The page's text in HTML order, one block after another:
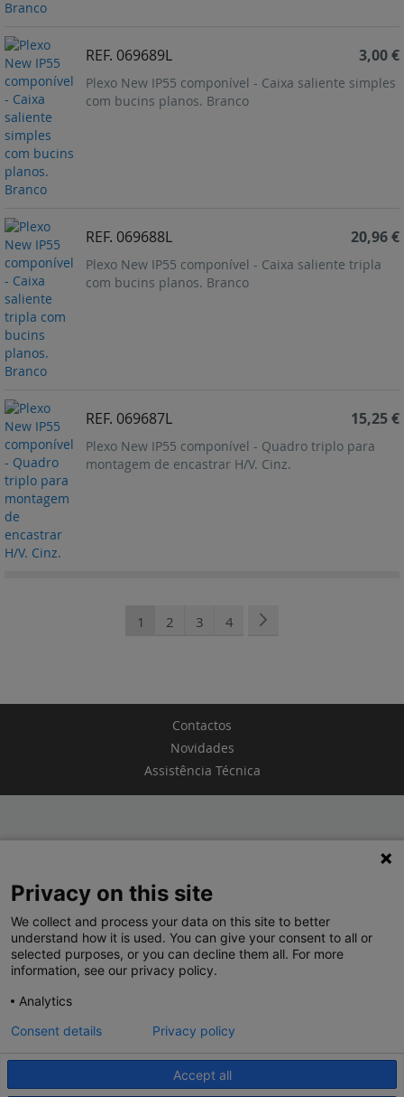
REF. 069689L
Plexo New IP55 componível - Caixa saliente simples
com bucins planos. Branco
3,00 €
REF. 069688L
Plexo New IP55 componível - Caixa saliente tripla
com bucins planos. Branco
20,96 €
REF. 069687L
Plexo New IP55 componível - Quadro triplo para
montagem de encastrar H/V. Cinz.
15,25 €
Está de momento a ler a página
1 Página
2 Página
3 Página
4
Contactos
Novidades
Assistência Técnica
POLÍTICA DE PRIVACIDADE
LEGRAND PORTUGAL
GRUPO LEGRAND NO MUNDO
© 2020 Legrand. Todos os direitos reservados.
Privacy on this site
We collect and process your data on this site to better
understand how it is used. You can give your consent to all or
selected purposes, or you can decline them all. For more
information, see our privacy policy.
Analytics
Accept all
Consent details Privacy policy